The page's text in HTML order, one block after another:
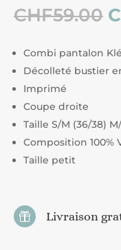
CHF59.00
Combi pantalon
Décolleté bustier
Imprimé
Coupe droite
Taille S/M (36/38)
Composition 100%
Taille petit
 Livraison